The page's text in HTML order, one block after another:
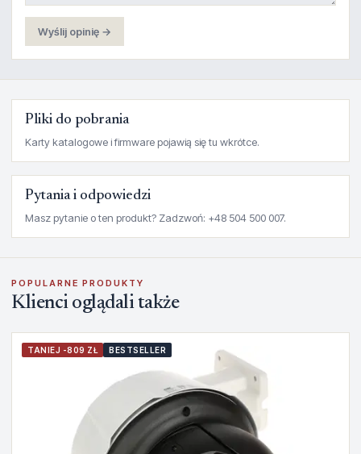
Wyślij opinię →
Pliki do pobrania
Karty katalogowe i firmware pojawią się tu wkrótce.
Pytania i odpowiedzi
Masz pytanie o ten produkt? Zadzwoń: +48 504 500 007.
POPULARNE PRODUKTY
Klienci oglądali także
TANIEJ -809 ZŁ BESTSELLER